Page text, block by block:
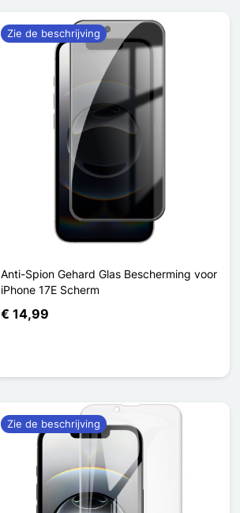
Anti-Spion Gehard Glas Bescherming voor
iPhone 17E Scherm
€ 14,99
Zie de beschrijving
Zie de beschrijving